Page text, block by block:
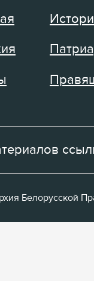
Белорусской